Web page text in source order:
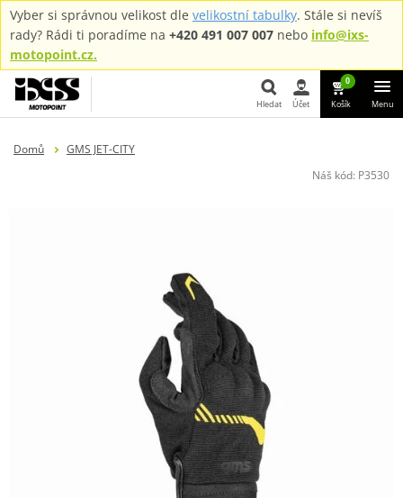
Vyber si správnou velikost dle velikostní tabulky. Stále si nevíš
rady? Rádi ti poradíme na +420 491 007 007 nebo info@ixs-
motopoint.cz.
Hledat Účet
0
Košík Menu
Domů
GMS JET-CITY
Náš kód: P3530